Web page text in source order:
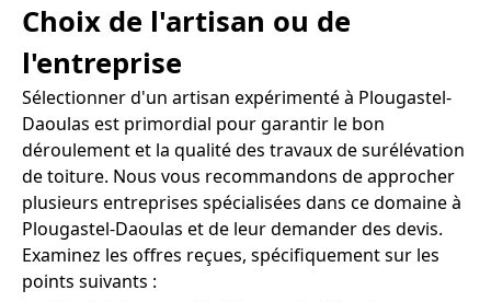
Choix de l'artisan ou de
l'entreprise
Sélectionner d'un artisan expérimenté à Plougastel-
Daoulas est primordial pour garantir le bon
déroulement et la qualité des travaux de surélévation
de toiture. Nous vous recommandons de approcher
plusieurs entreprises spécialisées dans ce domaine à
Plougastel-Daoulas et de leur demander des devis.
Examinez les offres reçues, spécifiquement sur les
points suivants :